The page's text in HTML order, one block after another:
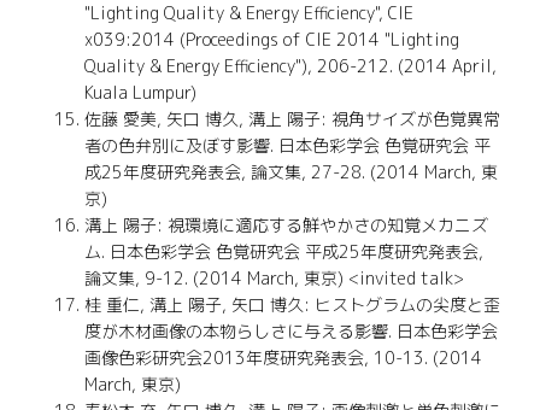
"Lighting Quality & Energy Efficiency", CIE
x039:2014 (Proceedings of CIE 2014 "Lighting
Quality & Energy Efficiency"), 206-212. (2014 April,
Kuala Lumpur)
佐藤 愛美, 矢口 博久, 溝上 陽子: 視角サイズが色覚異常
者の色弁別に及ぼす影響. 日本色彩学会 色覚研究会 平
成25年度研究発表会, 論文集, 27-28. (2014 March, 東
京)
溝上 陽子: 視環境に適応する鮮やかさの知覚メカニズ
ム. 日本色彩学会 色覚研究会 平成25年度研究発表会,
論文集, 9-12. (2014 March, 東京) <invited talk>
桂 重仁, 溝上 陽子, 矢口 博久: ヒストグラムの尖度と歪
度が木材画像の本物らしさに与える影響. 日本色彩学会
画像色彩研究会2013年度研究発表会, 10-13. (2014
March, 東京)